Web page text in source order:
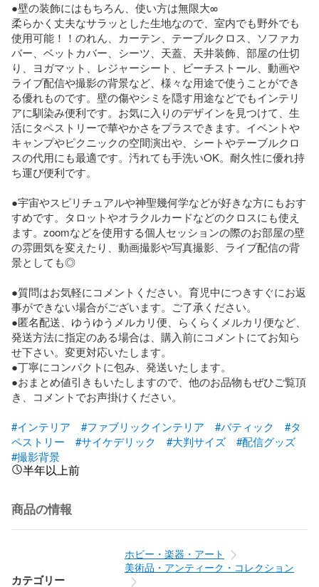
●壁の装飾にはもちろん、使い方は無限大∞
柔らかく丈夫なサラッとした生地なので、室内でも野外でも
使用可能！！のれん、カーテン、テーブルクロス、ソファカ
バー、ベットカバー、シーツ、天蓋、天井装飾、部屋の仕切
り、ヨガマット、レジャーシート、ビーチストール、動画や
ライブ配信や撮影の背景など、様々な用途で使うことができ
る優れものです。壁の傷やシミを隠す用途などでもインテリ
アに馴染み便利です。お気に入りのデザインを見つけて、生
活にタペストリーで華やかさをプラスできます。イベントや
キャンプやピクニックの空間演出や、シートやテーブルクロ
スの代用にも最適です。汚れても手洗いOK。耐久性に優れ持
ち運び便利です。
●宇宙やスピリチュアルや神聖幾何学などが好きな方にもおす
すめです。タロットやオラクルカードなどのクロスにも使え
ます。zoomなどを使用する個人セッションの際のお部屋の壁
の雰囲気を変えたり、動画撮影や写真撮影、ライブ配信の背
景としても◎
●質問はお気軽にコメントください。育児中につきすぐにお返
事ができない場合がございます。ご了承ください。
●匿名配送、ゆうゆうメルカリ便、らくらくメルカリ便など、
発送方法に指定のある場合は、購入前にコメントにてお知ら
せ下さい。変更対応いたします。
●丁寧にコンパクトに包み、発送いたします。
●おまとめ値引きもいたしますので、他のお品物もぜひご覧頂
き、コメントでお声掛けください。
#インテリア
#ファブリックインテリア #バティック
#タ
ペストリー
#サイケデリック #大判サイズ
#配信グッズ
#撮影背景
半年以上前
商品の情報
カテゴリー
ホビー・楽器・アート
美術品・アンティーク・コレクション